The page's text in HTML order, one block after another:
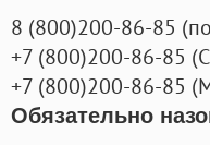
8 (800)200-86-85 (
+7 (800)200-86-85 (
+7 (800)200-86-85 (
Обязательно